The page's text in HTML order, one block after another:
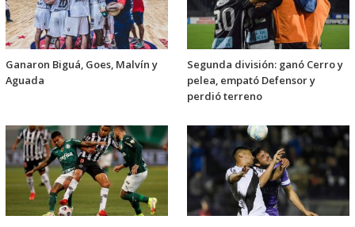
Ganaron Biguá, Goes, Malvín y
Aguada
Segunda división: ganó Cerro y
pelea, empató Defensor y
perdió terreno